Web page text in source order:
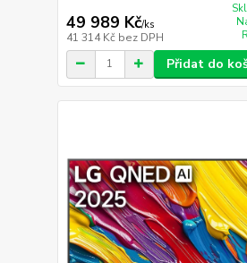
49 989 Kč/ks
41 314 Kč bez DPH
Přidat do